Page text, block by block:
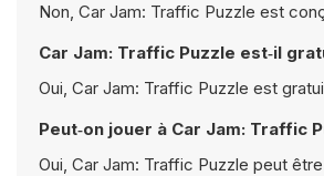
Non, Car Jam: Traffic Puzzle est
Car Jam: Traffic Puzzle est‑il
Oui, Car Jam: Traffic Puzzle est
Peut‑on jouer à Car Jam: Traffic
Oui, Car Jam: Traffic Puzzle peut